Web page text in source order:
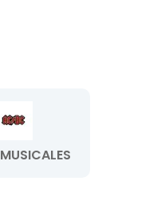
MUSICALES